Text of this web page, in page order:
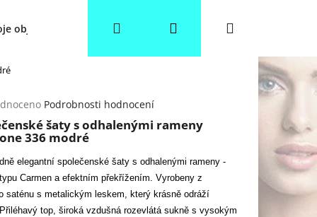
objednávka Věrnostní slevy Obchodní podmínky
Přihlášení
košík
Podrobnosti hodnocení
šaty s odhalenými rameny
336 modré
elegantní společenské šaty s odhalenými rameny -
Carmen a efektním překřížením. Vyrobeny z
saténu s metalickým leskem, který krásně odráží
top, široká vzdušná rozevlátá sukně s vysokým